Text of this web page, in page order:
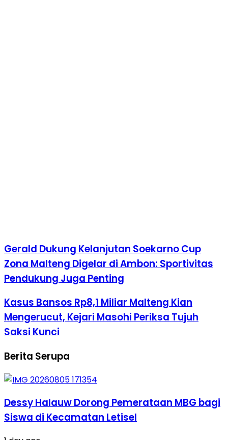
Gerald Dukung Kelanjutan Soekarno Cup
Zona Malteng Digelar di Ambon: Sportivitas
Pendukung Juga Penting
Kasus Bansos Rp8,1 Miliar Malteng Kian
Mengerucut, Kejari Masohi Periksa Tujuh
Saksi Kunci
Berita Serupa
Dessy Halauw Dorong Pemerataan MBG bagi
Siswa di Kecamatan Letisel